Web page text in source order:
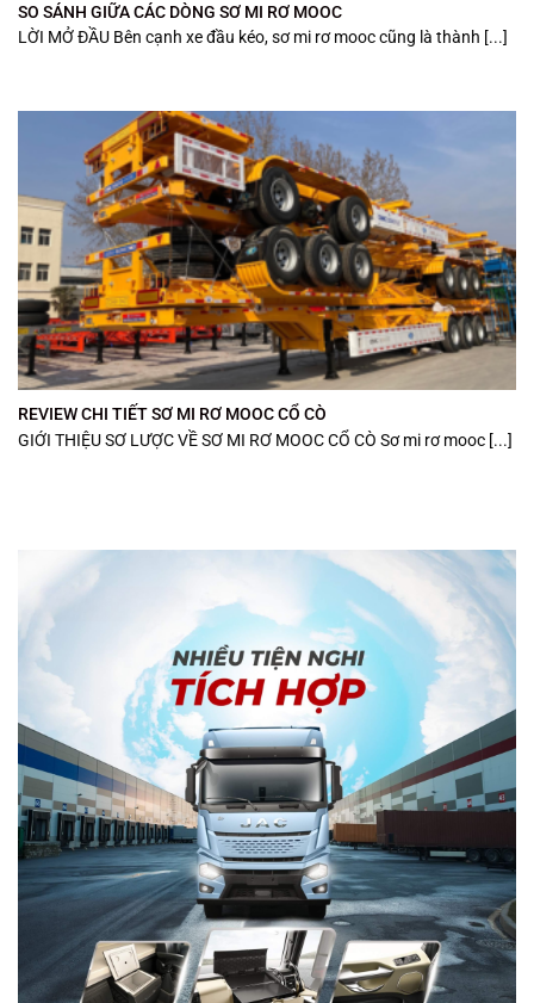
SO SÁNH GIỮA CÁC DÒNG SƠ MI RƠ MOOC
LỜI MỞ ĐẦU Bên cạnh xe đầu kéo, sơ mi rơ mooc cũng là thành [...]
REVIEW CHI TIẾT SƠ MI RƠ MOOC CỔ CÒ
GIỚI THIỆU SƠ LƯỢC VỀ SƠ MI RƠ MOOC CỔ CÒ Sơ mi rơ mooc [...]